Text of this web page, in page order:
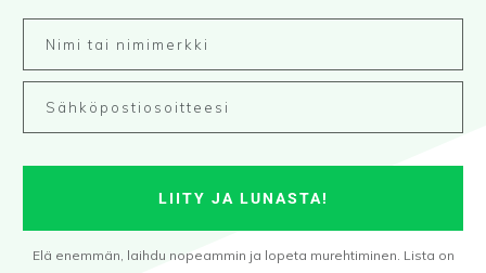
LIITY JA LUNASTA!
Elä enemmän, laihdu nopeammin ja lopeta murehtiminen. Lista on